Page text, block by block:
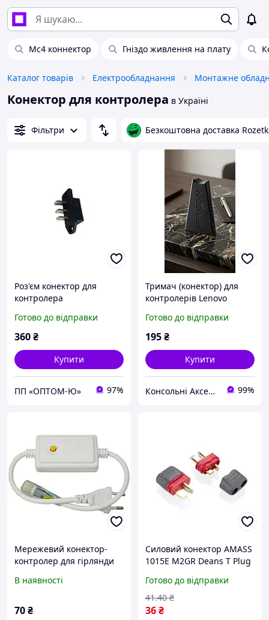
Мс4 коннектор Гніздо живлення на плату
Каталог товарів Електрообладнання Монтажне
Конектор для контролера в Україні
Фільтри Безкоштовна доставка
Роз'єм конектор для
контролера
X-City Pro, новий тип
Готово до відправки
360₴
Купити
ПП «ОПТОМ-Ю» 97%
Тримач (конектор) для
контролерів Lenovo
Готово до відправки
195₴
Купити
Консольні Аксесуари Підставки 99%
Мережевий конектор-
контролер для гірлянди
RGB 220B 2 pin
В наявності
70₴
Силовий конектор AMASS
1015E M2GR Deans T Plug
контролерів 2 шт
Готово до відправки
36₴
41.40 ₴